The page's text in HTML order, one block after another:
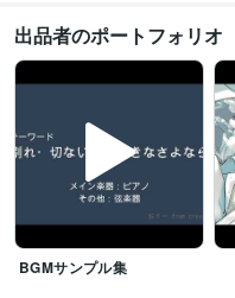
出品者のポートフォリオ
BGMサンプル集